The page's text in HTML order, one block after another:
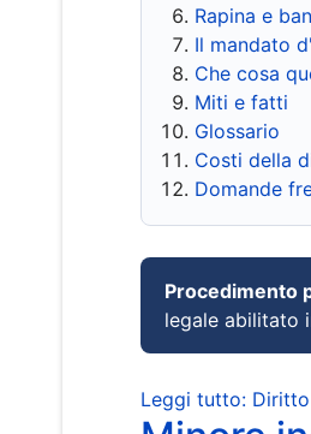
Rapina e
Il mandato
Che cosa
Miti e fatti
Glossario
Costi della
Domande
Procedimento
legale abilitato
Leggi tutto: Diritto